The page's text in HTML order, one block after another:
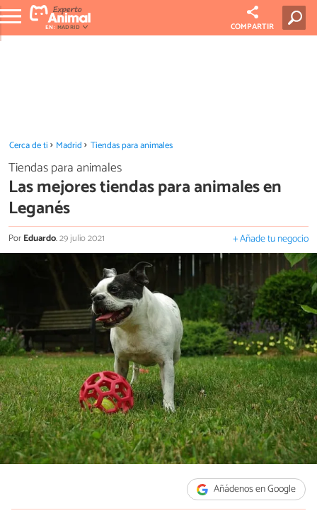
EN: MADRID COMPARTIR
Cerca de ti Madrid Tiendas para animales
Tiendas para animales
Las mejores tiendas para animales en
Leganés
PorEduardo.29 julio 2021 + Añade tu negocio
Añádenos en Google